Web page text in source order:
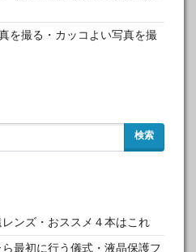
を撮る・カッコよい写真を撮
検索
レンズ・おススメ４本はこれ
最初に行う儀式・液晶保護フ